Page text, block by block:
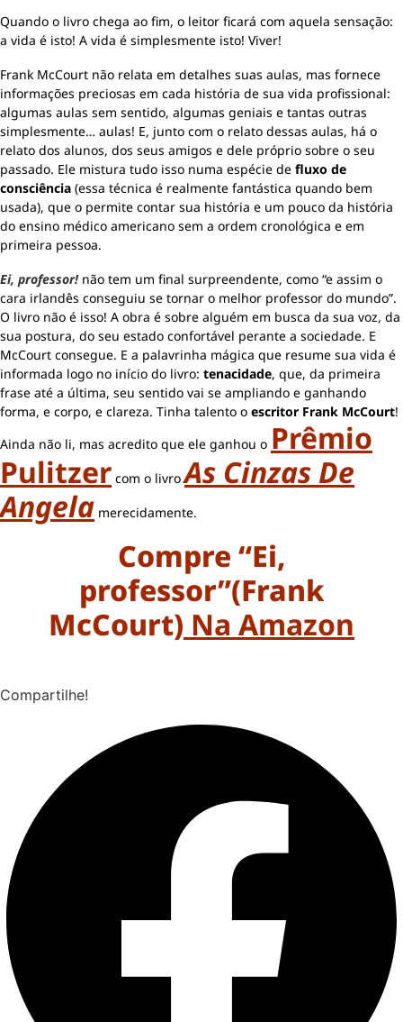
Quando o livro chega ao fim, o leitor ficará com aquela sensação:
a vida é isto! A vida é simplesmente isto! Viver!
Frank McCourt não relata em detalhes suas aulas, mas fornece
informações preciosas em cada história de sua vida profissional:
algumas aulas sem sentido, algumas geniais e tantas outras
simplesmente… aulas! E, junto com o relato dessas aulas, há o
relato dos alunos, dos seus amigos e dele próprio sobre o seu
passado. Ele mistura tudo isso numa espécie de fluxo de
consciência (essa técnica é realmente fantástica quando bem
usada), que o permite contar sua história e um pouco da história
do ensino médico americano sem a ordem cronológica e em
primeira pessoa.
Ei, professor!não tem um final surpreendente, como “e assim o
cara irlandês conseguiu se tornar o melhor professor do mundo”.
O livro não é isso! A obra é sobre alguém em busca da sua voz, da
sua postura, do seu estado confortável perante a sociedade. E
McCourt consegue. E a palavrinha mágica que resume sua vida é
informada logo no início do livro: tenacidade, que, da primeira
frase até a última, seu sentido vai se ampliando e ganhando
forma, e corpo, e clareza. Tinha talento o escritor Frank McCourt!
Ainda não li, mas acredito que ele ganhou o Prêmio
Pulitzer com o livroAs Cinzas De
Angela merecidamente.
Compre “Ei,
professor”(Frank
McCourt) Na Amazon
Compartilhe!